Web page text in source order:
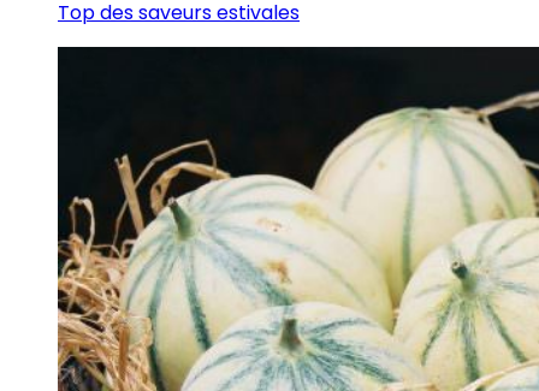
Top des saveurs estivales